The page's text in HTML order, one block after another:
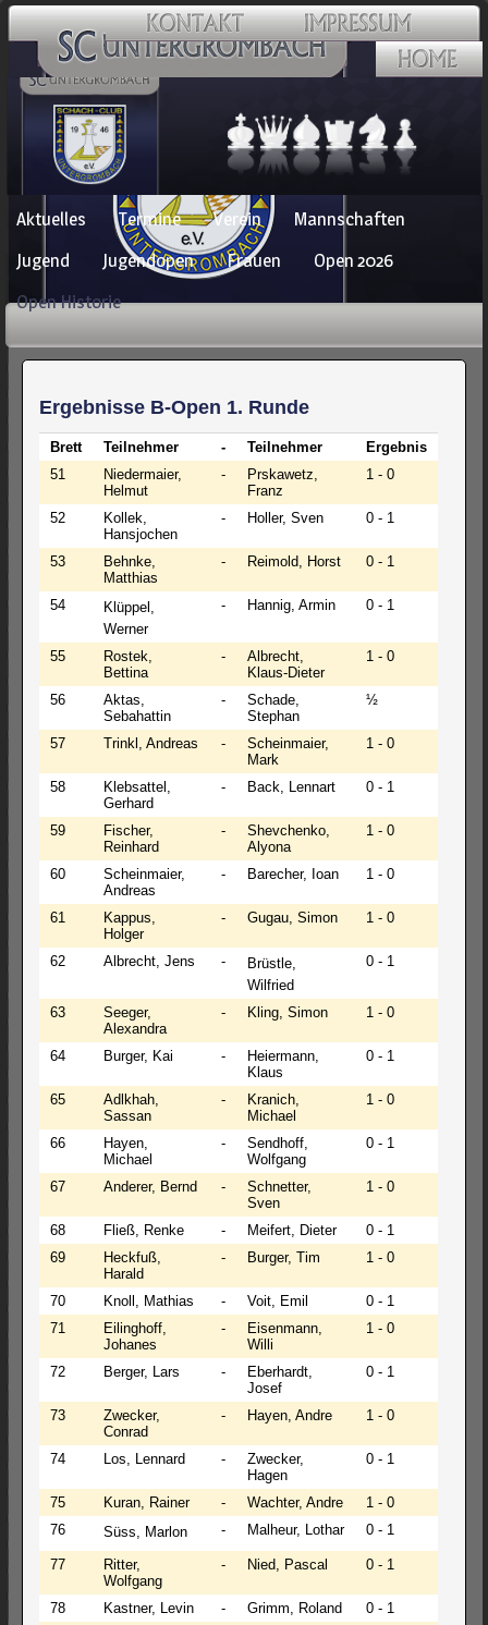
Navigation
überspringen
Aktuelles Termine Verein
Mannschaften
Jugend
Jugendopen Frauen
Open 2026
Open Historie
Ergebnisse B-Open 1. Runde
Brett Teilnehmer - Teilnehmer
Ergebnis
51
Niedermaier,
Helmut
-
Prskawetz,
Franz
1 - 0
52
Kollek,
Hansjochen
- Holler, Sven 0 - 1
53
Behnke,
Matthias
- Reimold, Horst 0 - 1
54
Klüppel,
Werner
- Hannig, Armin 0 - 1
55
Rostek,
Bettina
-
Albrecht,
Klaus-Dieter
1 - 0
56
Aktas,
Sebahattin
-
Schade,
Stephan
½
57 Trinkl, Andreas -
Scheinmaier,
Mark
1 - 0
58
Klebsattel,
Gerhard
- Back, Lennart 0 - 1
59
Fischer,
Reinhard
-
Shevchenko,
Alyona
1 - 0
60
Scheinmaier,
Andreas
- Barecher, Ioan 1 - 0
61
Kappus,
Holger
- Gugau, Simon 1 - 0
62 Albrecht, Jens -
Brüstle,
Wilfried
0 - 1
63
Seeger,
Alexandra
- Kling, Simon 1 - 0
64 Burger, Kai -
Heiermann,
Klaus
0 - 1
65
Adlkhah,
Sassan
-
Kranich,
Michael
1 - 0
66
Hayen,
Michael
-
Sendhoff,
Wolfgang
0 - 1
67 Anderer, Bernd -
Schnetter,
Sven
1 - 0
68 Fließ, Renke - Meifert, Dieter
0 - 1
69
Heckfuß,
Harald
- Burger, Tim 1 - 0
70 Knoll, Mathias - Voit, Emil
0 - 1
71
Eilinghoff,
Johanes
-
Eisenmann,
Willi
1 - 0
72 Berger, Lars -
Eberhardt,
Josef
0 - 1
73
Zwecker,
Conrad
- Hayen, Andre 1 - 0
74 Los, Lennard -
Zwecker,
Hagen
0 - 1
75 Kuran, Rainer - Wachter, Andre
1 - 0
76
Süss, Marlon - Malheur, Lothar 0 - 1
77
Ritter,
Wolfgang
- Nied, Pascal 0 - 1
78 Kastner, Levin - Grimm, Roland
0 - 1